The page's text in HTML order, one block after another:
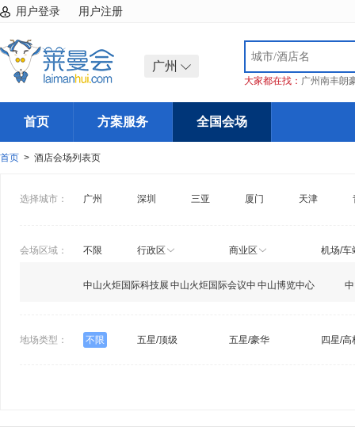
用户登录 用户注册
广州
大家都在找： 广州南丰朗
首页 方案服务 全国会场
首页 > 酒店会场列表页
选择城市： 广州 深圳 三亚 厦门 天津
会场区域： 不限 行政区 商业区 机场/车
中山火炬国际科技展 中山火炬国际会议中 中山博览中心
地场类型：
不限 五星/顶级 五星/豪华 四星/高